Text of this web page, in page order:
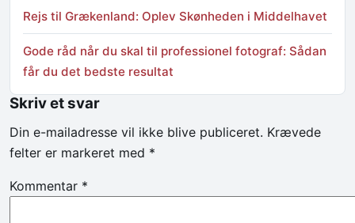
Rejs til Grækenland: Oplev Skønheden i Middelhavet
Gode råd når du skal til professionel fotograf: Sådan
får du det bedste resultat
Skriv et svar
Din e-mailadresse vil ikke blive publiceret. Krævede
felter er markeret med *
Kommentar *